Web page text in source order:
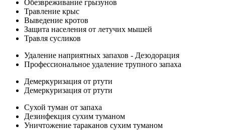
Обезвреживание грызунов
Травление крыс
Выведение кротов
Защита населения от летучих мышей
Травля сусликов
Удаление наприятных запахов - Дезодорация
Профессиональное удаление трупного запаха
Демеркуризация от ртути
Демеркуризация от ртути
Сухой туман от запаха
Дезинфекция сухим туманом
Уничтожение тараканов сухим туманом